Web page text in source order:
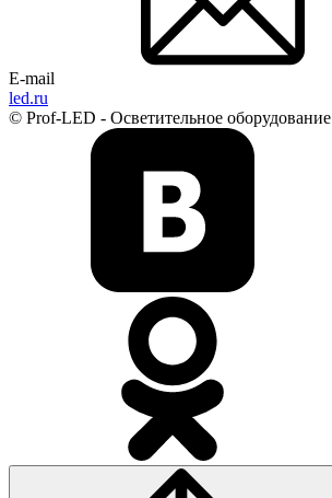
E-mail
led.ru
© Prof-LED - Осветительное оборудование